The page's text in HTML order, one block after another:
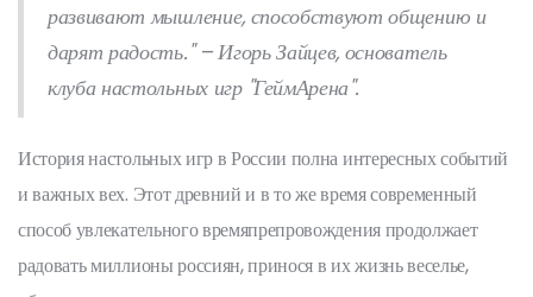
развивают мышление, способствуют общению и
дарят радость." – Игорь Зайцев, основатель
клуба настольных игр "ГеймАрена".
История настольных игр в России полна интересных событий
и важных вех. Этот древний и в то же время современный
способ увлекательного времяпрепровождения продолжает
радовать миллионы россиян, принося в их жизнь веселье,